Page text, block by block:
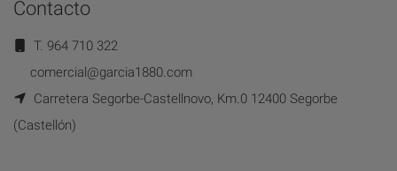
Contacto
T. 964 710 322
comercial@garcia1880.com
Carretera Segorbe-Castellnovo, Km.0 12400 Segorbe
(Castellón)